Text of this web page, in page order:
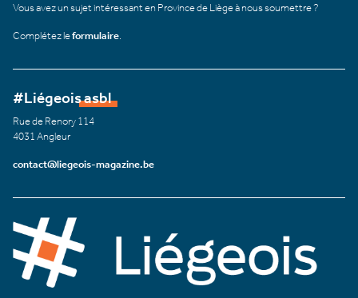
Vous avez un sujet intéressant en Province de Liège à nous soumettre ?
Complétez leformulaire
#Liégeois asbl
Rue de Renory 114
4031 Angleur
contact@liegeois-magazine.be